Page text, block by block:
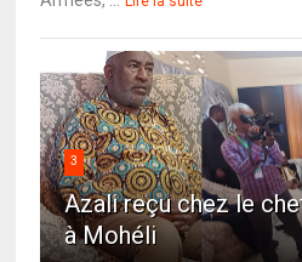
3
Azali reçu chez le
à Mohéli